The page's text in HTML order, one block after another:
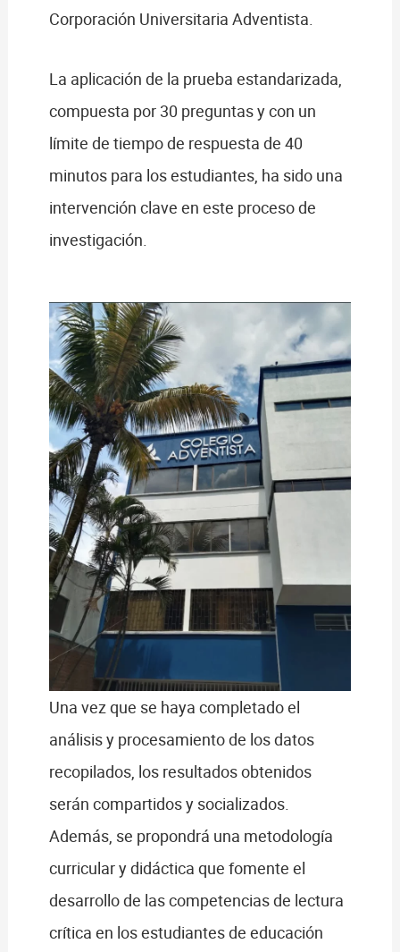
Corporación Universitaria Adventista.
La aplicación de la prueba estandarizada,
compuesta por 30 preguntas y con un
límite de tiempo de respuesta de 40
minutos para los estudiantes, ha sido una
intervención clave en este proceso de
investigación.
Una vez que se haya completado el
análisis y procesamiento de los datos
recopilados, los resultados obtenidos
serán compartidos y socializados.
Además, se propondrá una metodología
curricular y didáctica que fomente el
desarrollo de las competencias de lectura
crítica en los estudiantes de educación